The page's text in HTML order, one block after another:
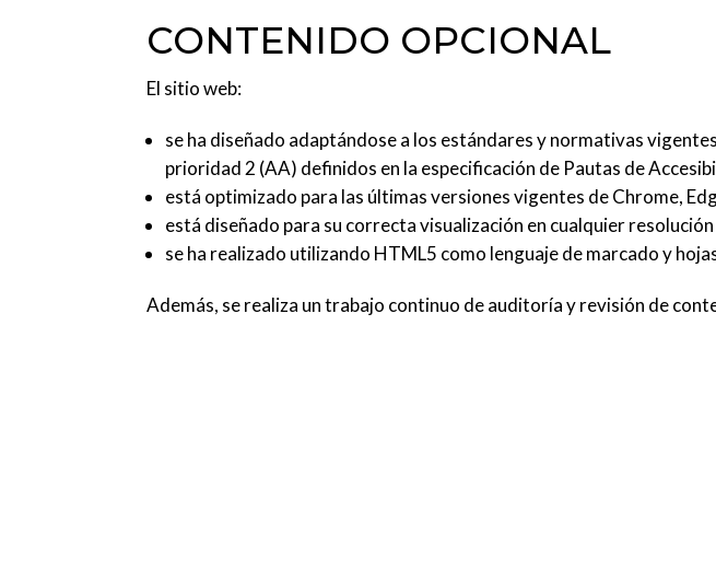
CONTENIDO OPCIONAL
El sitio web:
se ha diseñado adaptándose a los estándares y normativas
prioridad 2 (AA) definidos en la especificación de Pautas de
está optimizado para las últimas versiones vigentes de Chrome,
está diseñado para su correcta visualización en cualquier
se ha realizado utilizando HTML5 como lenguaje de marcado y
Además, se realiza un trabajo continuo de auditoría y revisión de